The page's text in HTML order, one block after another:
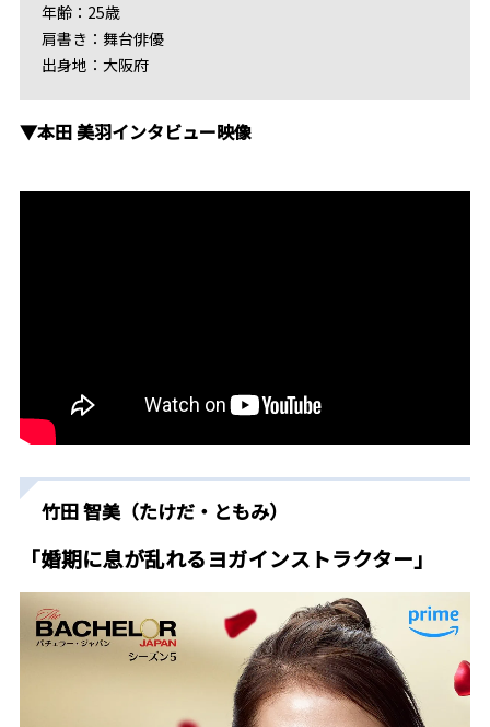
年齢：25歳
肩書き：舞台俳優
出身地：大阪府
▼本田 美羽インタビュー映像
竹田 智美（たけだ・ともみ）
「婚期に息が乱れるヨガインストラクター」